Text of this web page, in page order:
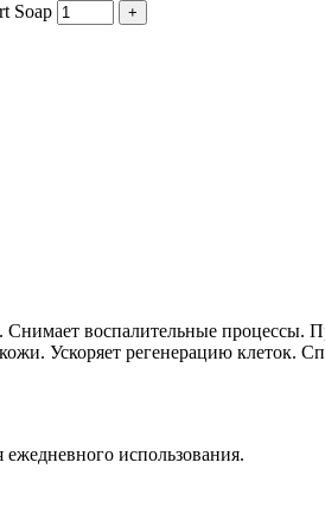
Soap
воспалительные процессы.
Ускоряет регенерацию клеток.
использования.